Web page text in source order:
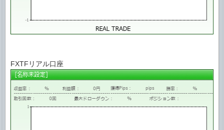
FXTFリアル口座